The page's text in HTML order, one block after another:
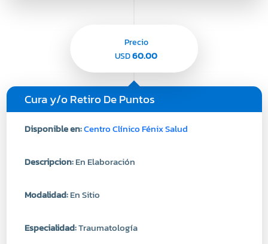
Cura y/o Retiro De Puntos
Disponible en:Centro Clínico Fénix Salud
Descripcion:En Elaboración
Modalidad:En Sitio
Especialidad:Traumatología
Precio
USD60.00